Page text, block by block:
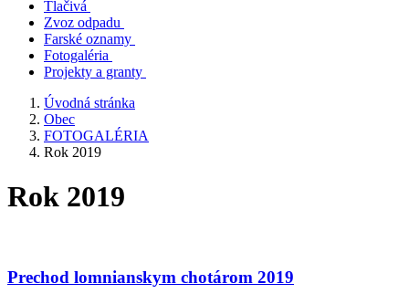
Tlačivá
Zvoz odpadu
Farské oznamy
Fotogaléria
Projekty a granty
Úvodná stránka
Obec
FOTOGALÉRIA
Rok 2019
Rok 2019
Prechod lomnianskym chotárom 2019